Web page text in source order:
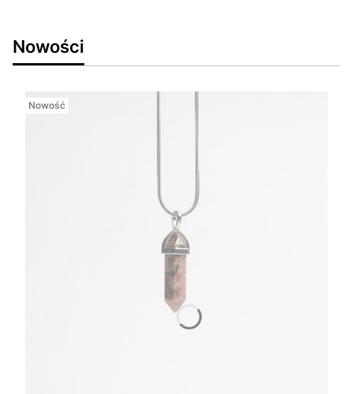
Nowości
Nowość